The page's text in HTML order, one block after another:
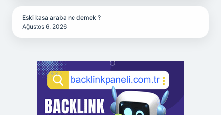
Eski kasa araba ne demek ?
Ağustos 6, 2026